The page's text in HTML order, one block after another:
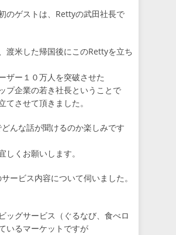
のゲストは、Rettyの武田社長で
渡米した帰国後にこのRettyを立ち
ザー１０万人を突破させた
プ企業の若き社長ということで
てさせて頂きました。
んな話が聞けるのか楽しみです
しくお願いします。
ービス内容について伺いました。
ッグサービス（ぐるなび、食べロ
いるマーケットですが